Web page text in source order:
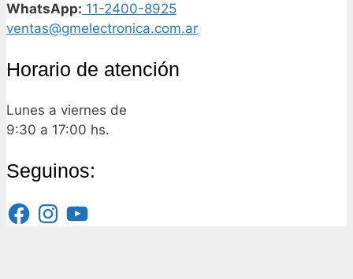
WhatsApp: 11-2400-8925
ventas@gmelectronica.com.ar
Horario de atención
Lunes a viernes de
9:30 a 17:00 hs.
Seguinos:
Facebook
InstagramYouTube